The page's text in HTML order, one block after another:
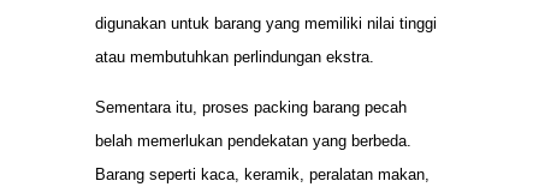
digunakan untuk barang yang memiliki nilai tinggi
atau membutuhkan perlindungan ekstra.
Sementara itu, proses packing barang pecah
belah memerlukan pendekatan yang berbeda.
Barang seperti kaca, keramik, peralatan makan,